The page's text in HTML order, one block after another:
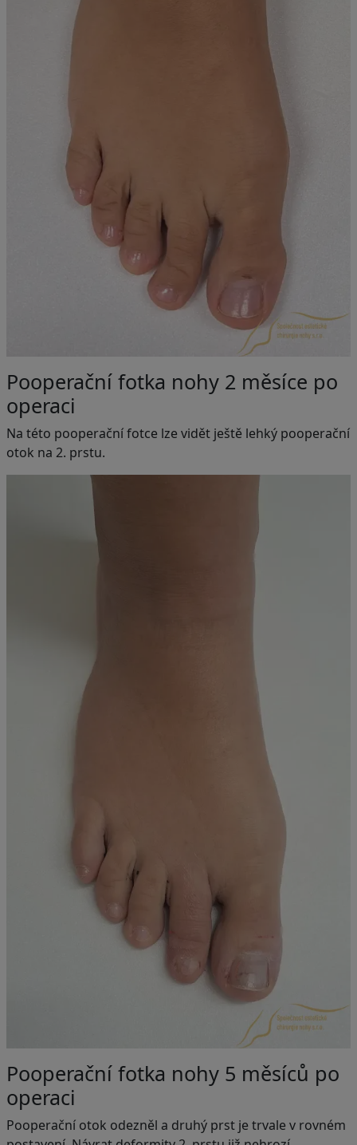
Pooperační fotka nohy 2 měsíce po
operaci
Na této pooperační fotce lze vidět ještě lehký pooperační
otok na 2. prstu.
Pooperační fotka nohy 5 měsíců po
operaci
Pooperační otok odezněl a druhý prst je trvale v rovném